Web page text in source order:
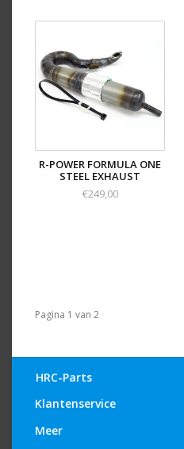
R-POWER FORMULA ONE
STEEL EXHAUST
€249,00
Pagina 1 van 2
HRC-Parts
Klantenservice
Meer